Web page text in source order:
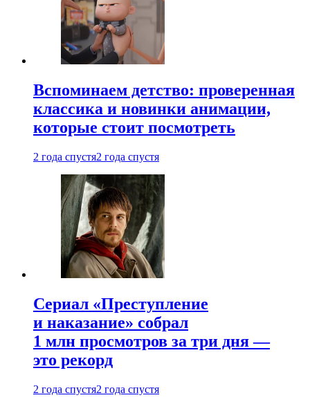
Вспоминаем детство: проверенная
классика и новинки анимации,
которые стоит посмотреть
2 года спустя2 года спустя
Сериал «Преступление
и наказание» собрал
1 млн просмотров за три дня —
это рекорд
2 года спустя2 года спустя